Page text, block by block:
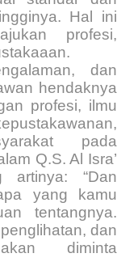
Hal ini
profesi,
dan
hendaknya
profesi, ilmu
pada
Q.S. Al Isra’
artinya: “Dan
yang kamu
tentangnya.
dan
diminta